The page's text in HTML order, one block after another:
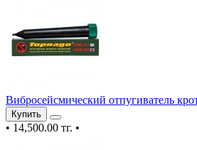
Вибросейсмический отпугиватель
Купить
• 14,500.00 тг. •